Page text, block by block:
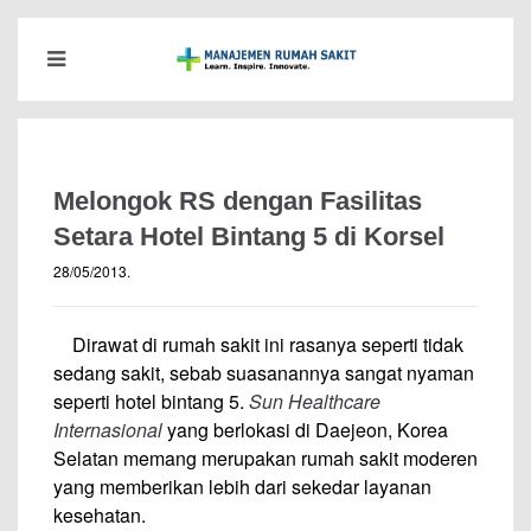
Melongok RS dengan Fasilitas
Setara Hotel Bintang 5 di Korsel
28/05/2013.
Dirawat di rumah sakit ini rasanya seperti tidak
sedang sakit, sebab suasanannya sangat nyaman
seperti hotel bintang 5. Sun Healthcare
Internasionalyang berlokasi di Daejeon, Korea
Selatan memang merupakan rumah sakit moderen
yang memberikan lebih dari sekedar layanan
kesehatan.